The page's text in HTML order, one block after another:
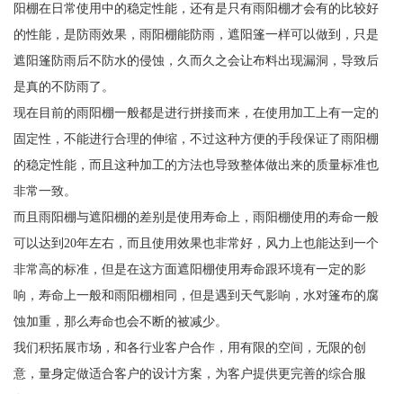
阳棚在日常使用中的稳定性能，还有是只有雨阳棚才会有的比较好
的性能，是防雨效果，雨阳棚能防雨，遮阳篷一样可以做到，只是
遮阳篷防雨后不防水的侵蚀，久而久之会让布料出现漏洞，导致后
是真的不防雨了。
现在目前的雨阳棚一般都是进行拼接而来，在使用加工上有一定的
固定性，不能进行合理的伸缩，不过这种方便的手段保证了雨阳棚
的稳定性能，而且这种加工的方法也导致整体做出来的质量标准也
非常一致。
而且雨阳棚与遮阳棚的差别是使用寿命上，雨阳棚使用的寿命一般
可以达到20年左右，而且使用效果也非常好，风力上也能达到一个
非常高的标准，但是在这方面遮阳棚使用寿命跟环境有一定的影
响，寿命上一般和雨阳棚相同，但是遇到天气影响，水对篷布的腐
蚀加重，那么寿命也会不断的被减少。
我们积拓展市场，和各行业客户合作，用有限的空间，无限的创
意，量身定做适合客户的设计方案，为客户提供更完善的综合服